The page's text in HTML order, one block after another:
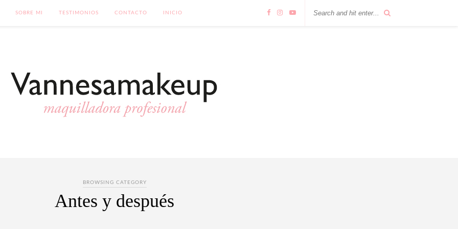
SOBRE MI TESTIMONIOS CONTACTO INICIO
BROWSING CATEGORY
Antes y después